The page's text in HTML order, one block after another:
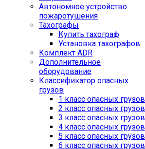
Автономное устройство
пожаротушения
Тахографы
Купить тахограф
Установка тахографов
Комплект ADR
Дополнительное
оборудование
Классификатор опасных
грузов
1 класс опасных грузов
2 класс опасных грузов
3 класс опасных грузов
4 класс опасных грузов
5 класс опасных грузов
6 класс опасных грузов